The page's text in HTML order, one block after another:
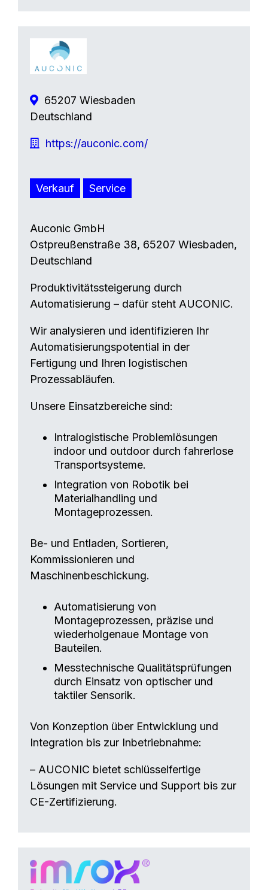
65207 Wiesbaden
Deutschland
https://auconic.com/
Verkauf Service
Auconic GmbH
Ostpreußenstraße 38, 65207 Wiesbaden,
Deutschland
Produktivitätssteigerung durch
Automatisierung – dafür steht AUCONIC.
Wir analysieren und identifizieren Ihr
Automatisierungspotential in der
Fertigung und Ihren logistischen
Prozessabläufen.
Unsere Einsatzbereiche sind:
Intralogistische Problemlösungen
indoor und outdoor durch fahrerlose
Transportsysteme.
Integration von Robotik bei
Materialhandling und
Montageprozessen.
Be- und Entladen, Sortieren,
Kommissionieren und
Maschinenbeschickung.
Automatisierung von
Montageprozessen, präzise und
wiederholgenaue Montage von
Bauteilen.
Messtechnische Qualitätsprüfungen
durch Einsatz von optischer und
taktiler Sensorik.
Von Konzeption über Entwicklung und
Integration bis zur Inbetriebnahme:
– AUCONIC bietet schlüsselfertige
Lösungen mit Service und Support bis zur
CE-Zertifizierung.